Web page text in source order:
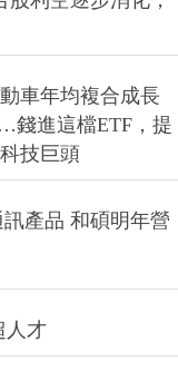
車年均複合成長
錢進這檔ETF，提
技巨頭
訊產品 和碩明年營
人才
命存股、窮人卻
票達人：照這3
率很高